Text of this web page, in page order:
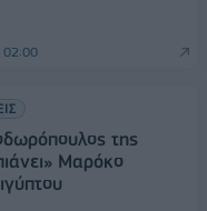
02:00
της
Μαρόκο